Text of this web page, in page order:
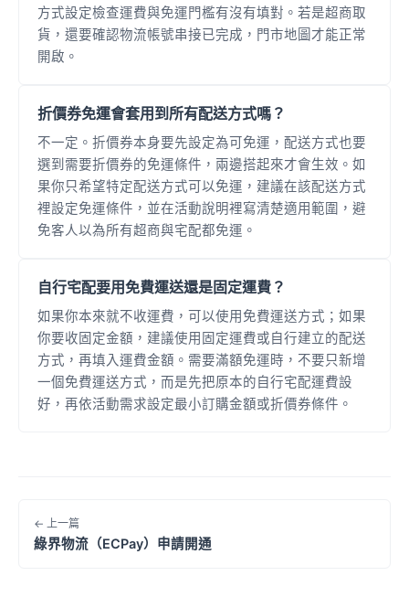
方式設定檢查運費與免運門檻有沒有填對。若是超商取
貨，還要確認物流帳號串接已完成，門市地圖才能正常
開啟。
折價券免運會套用到所有配送方式嗎？
不一定。折價券本身要先設定為可免運，配送方式也要
選到需要折價券的免運條件，兩邊搭起來才會生效。如
果你只希望特定配送方式可以免運，建議在該配送方式
裡設定免運條件，並在活動說明裡寫清楚適用範圍，避
免客人以為所有超商與宅配都免運。
自行宅配要用免費運送還是固定運費？
如果你本來就不收運費，可以使用免費運送方式；如果
你要收固定金額，建議使用固定運費或自行建立的配送
方式，再填入運費金額。需要滿額免運時，不要只新增
一個免費運送方式，而是先把原本的自行宅配運費設
好，再依活動需求設定最小訂購金額或折價券條件。
← 上一篇
綠界物流（ECPay）申請開通